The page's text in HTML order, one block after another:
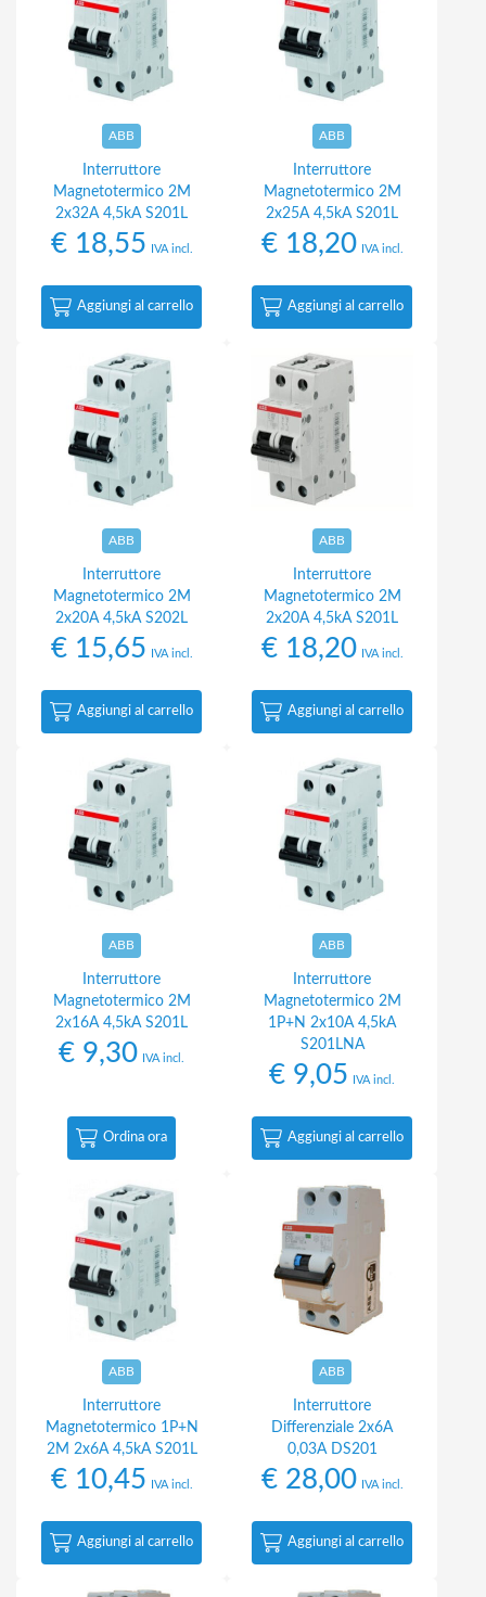
ABB
Interruttore
Magnetotermico 2M
2x32A 4,5kA S201L
€18,55 IVA incl.
Aggiungi al carrello
ABB
Interruttore
Magnetotermico 2M
2x25A 4,5kA S201L
€18,20 IVA incl.
Aggiungi al carrello
ABB
Interruttore
Magnetotermico 2M
2x20A 4,5kA S202L
€15,65 IVA incl.
Aggiungi al carrello
ABB
Interruttore
Magnetotermico 2M
2x20A 4,5kA S201L
€18,20 IVA incl.
Aggiungi al carrello
ABB
Interruttore
Magnetotermico 2M
2x16A 4,5kA S201L
€ 9,30 IVA incl.
Ordina ora
ABB
Interruttore
Magnetotermico 2M
1P+N 2x10A 4,5kA
S201LNA
€ 9,05 IVA incl.
Aggiungi al carrello
ABB
Interruttore
Magnetotermico 1P+N
2M 2x6A 4,5kA S201L
€10,45 IVA incl.
Aggiungi al carrello
ABB
Interruttore
Differenziale 2x6A
0,03A DS201
€28,00 IVA incl.
Aggiungi al carrello